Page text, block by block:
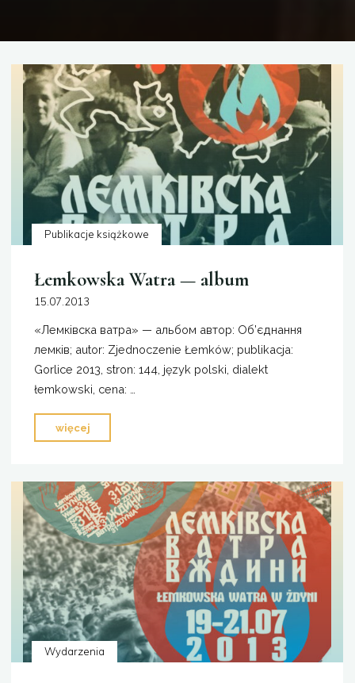
Publikacje książkowe
Łemkowska Watra — album
15.07.2013
«Лемківска ватра» — альбом автор: Об’єднання
лемків; autor: Zjednoczenie Łemków; publikacja:
Gorlice 2013, stron: 144, język polski, dialekt
łemkowski, cena: …
więcej
Watra
album"
Wydarzenia